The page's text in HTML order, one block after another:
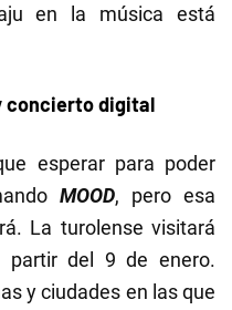
en la música está
concierto digital
esperar para poder
MOOD, pero esa
La turolense visitará
partir del 9 de enero.
y ciudades en las que